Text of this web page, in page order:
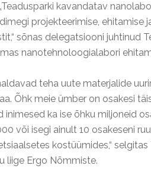
kavandatav
projekteerimise, ehitamise
sõnas delegatsiooni juhtinud
nanotehnoloogialabori
teha uute materjalide
Õhk meie ümber on osakesi
inimesed ka ise õhku miljoneid
või isegi ainult 10 osakeseni
kostüümides,“
liige Ergo Nõmmiste.